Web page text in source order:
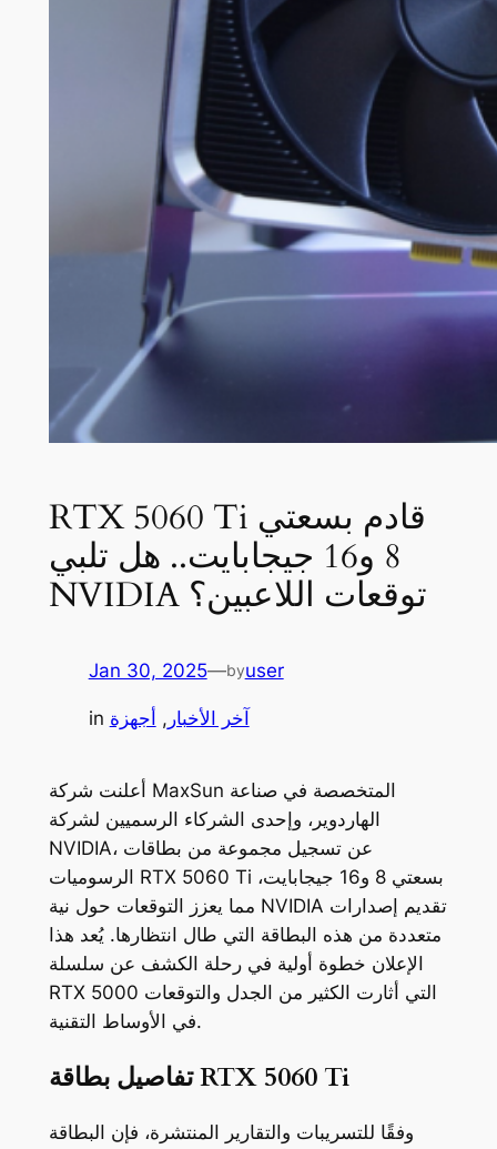
RTX 5060 Ti قادم بسعتي
8 و16 جيجابايت.. هل تلبي
NVIDIA توقعات اللاعبين؟
Jan 30, 2025—byuser
in آخر الأخبار , أجهزة
أعلنت شركة MaxSun المتخصصة في صناعة
الهاردوير، وإحدى الشركاء الرسميين لشركة
NVIDIA، عن تسجيل مجموعة من بطاقات
الرسوميات RTX 5060 Ti بسعتي 8 و16 جيجابايت،
مما يعزز التوقعات حول نية NVIDIA تقديم إصدارات
متعددة من هذه البطاقة التي طال انتظارها. يُعد هذا
الإعلان خطوة أولية في رحلة الكشف عن سلسلة
RTX 5000 التي أثارت الكثير من الجدل والتوقعات
في الأوساط التقنية.
تفاصيل بطاقة RTX 5060 Ti
وفقًا للتسريبات والتقارير المنتشرة، فإن البطاقة